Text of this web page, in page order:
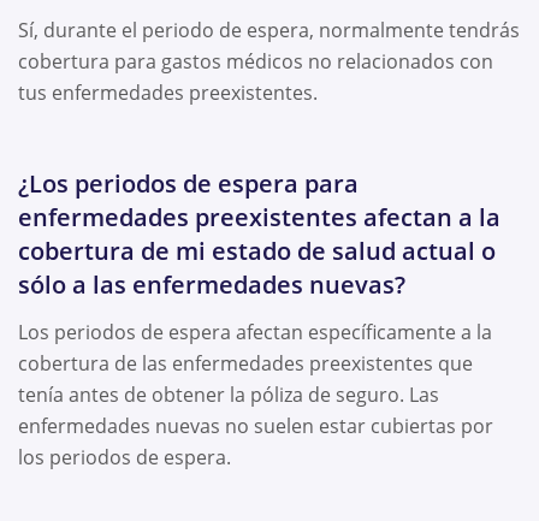
Sí, durante el periodo de espera, normalmente tendrás
cobertura para gastos médicos no relacionados con
tus enfermedades preexistentes.
¿Los periodos de espera para
enfermedades preexistentes afectan a la
cobertura de mi estado de salud actual o
sólo a las enfermedades nuevas?
Los periodos de espera afectan específicamente a la
cobertura de las enfermedades preexistentes que
tenía antes de obtener la póliza de seguro. Las
enfermedades nuevas no suelen estar cubiertas por
los periodos de espera.